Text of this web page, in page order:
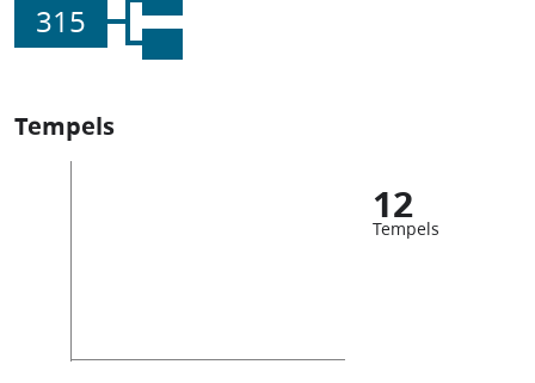
315
Tempels
12
Tempels